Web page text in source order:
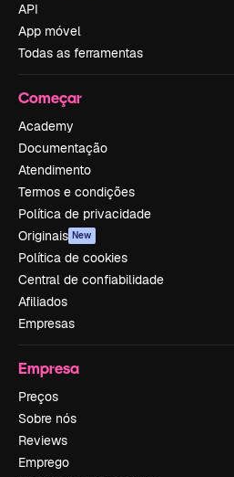
API
App móvel
Todas as ferramentas
Começar
Academy
Documentação
Atendimento
Termos e condições
Política de privacidade
Originais New
Política de cookies
Central de confiabilidade
Afiliados
Empresas
Empresa
Preços
Sobre nós
Reviews
Emprego